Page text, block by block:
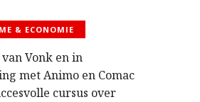
& ECONOMIE
Vonk en in
met Animo en Comac
cursus over